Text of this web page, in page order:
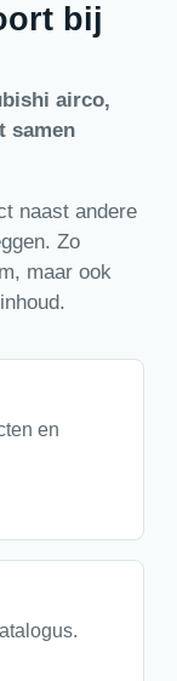
bij
airco,
samen
naast andere
Zo
maar ook
en